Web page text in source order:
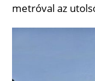
metróval az